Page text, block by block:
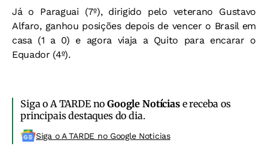
Já o Paraguai (7º), dirigido pelo veterano Gustavo
Alfaro, ganhou posições depois de vencer o Brasil em
casa (1 a 0) e agora viaja a Quito para encarar o
Equador (4º).
Siga o A TARDE noGoogle Notíciase receba os
principais destaques do dia.
Siga o A TARDE no Google Noticias